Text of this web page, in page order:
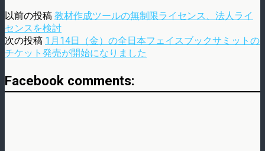
以前の投稿 教材作成ツールの無制限ライセンス、法人ライ
センスを検討
次の投稿 1月14日（金）の全日本フェイスブックサミットの
チケット発売が開始になりました
Facebook comments: